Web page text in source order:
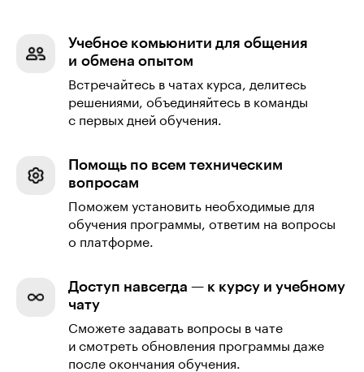
Учебное комьюнити для общения
и обмена опытом
Встречайтесь в чатах курса, делитесь
решениями, объединяйтесь в команды
с первых дней обучения.
Помощь по всем техническим
вопросам
Поможем установить необходимые для
обучения программы, ответим на вопросы
о платформе.
Доступ навсегда — к курсу и учебному
чату
Сможете задавать вопросы в чате
и смотреть обновления программы даже
после окончания обучения.